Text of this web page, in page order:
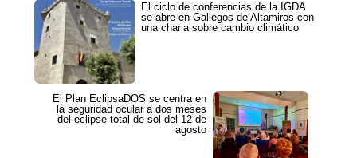
El ciclo de conferencias de la IGDA
se abre en Gallegos de Altamiros con
una charla sobre cambio climático
El Plan EclipsaDOS se centra en
la seguridad ocular a dos meses
del eclipse total de sol del 12 de
agosto